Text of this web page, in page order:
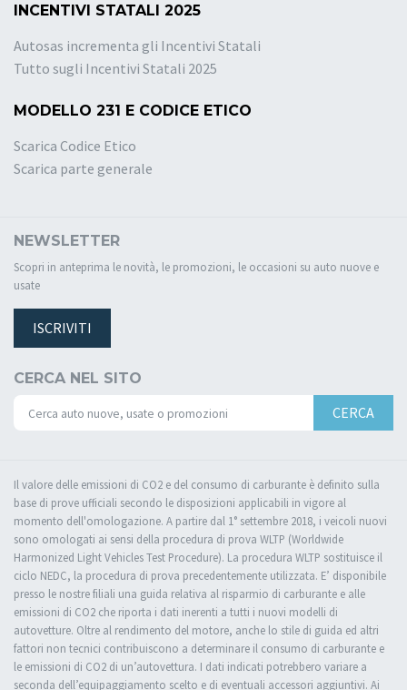
INCENTIVI STATALI 2025
Autosas incrementa gli Incentivi Statali
Tutto sugli Incentivi Statali 2025
MODELLO 231 E CODICE ETICO
Scarica Codice Etico
Scarica parte generale
NEWSLETTER
Scopri in anteprima le novità, le promozioni, le occasioni su auto nuove e
usate
ISCRIVITI
CERCA NEL SITO
CERCA
Il valore delle emissioni di CO2 e del consumo di carburante è definito sulla
base di prove ufficiali secondo le disposizioni applicabili in vigore al
momento dell'omologazione. A partire dal 1° settembre 2018, i veicoli nuovi
sono omologati ai sensi della procedura di prova WLTP (Worldwide
Harmonized Light Vehicles Test Procedure). La procedura WLTP sostituisce il
ciclo NEDC, la procedura di prova precedentemente utilizzata. E’ disponibile
presso le nostre filiali una guida relativa al risparmio di carburante e alle
emissioni di CO2 che riporta i dati inerenti a tutti i nuovi modelli di
autovetture. Oltre al rendimento del motore, anche lo stile di guida ed altri
fattori non tecnici contribuiscono a determinare il consumo di carburante e
le emissioni di CO2 di un’autovettura. I dati indicati potrebbero variare a
seconda dell’equipaggiamento scelto e di eventuali accessori aggiuntivi. Ai